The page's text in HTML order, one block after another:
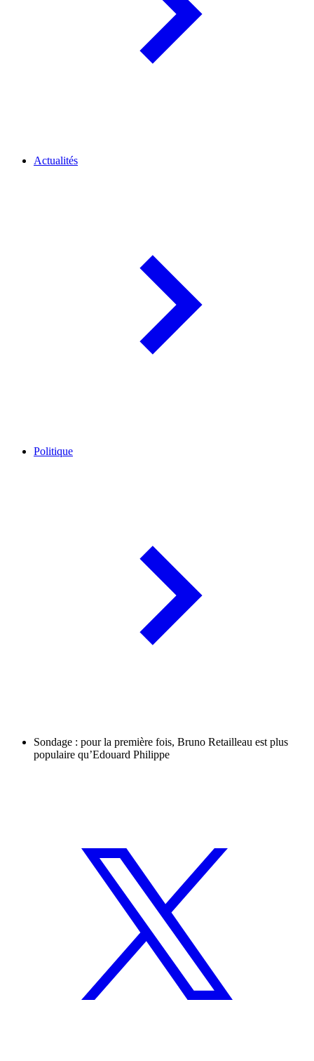
Actualités
Politique
Sondage : pour la première fois, Bruno Retailleau est plus
populaire qu’Edouard Philippe